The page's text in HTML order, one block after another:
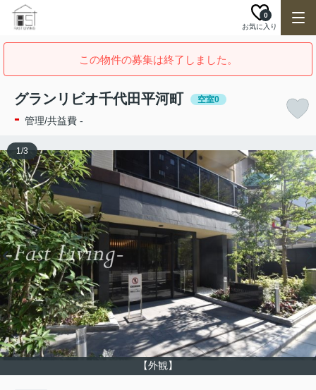
お気に入り
0
この物件の募集は終了しました。
グランリビオ千代田平河町 空室0
- 管理/共益費 -
【外観】
1/3